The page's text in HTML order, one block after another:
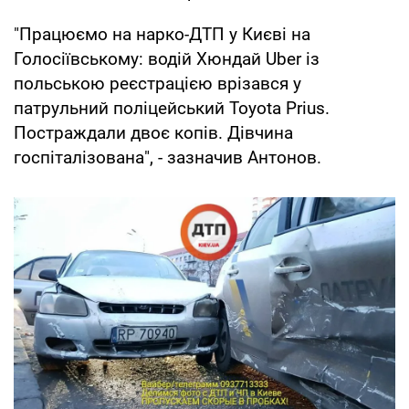
"Працюємо на нарко-ДТП у Києві на
Голосіївському: водій Хюндай Uber із
польською реєстрацією врізався у
патрульний поліцейський Toyota Prius.
Постраждали двоє копів. Дівчина
госпіталізована", - зазначив Антонов.